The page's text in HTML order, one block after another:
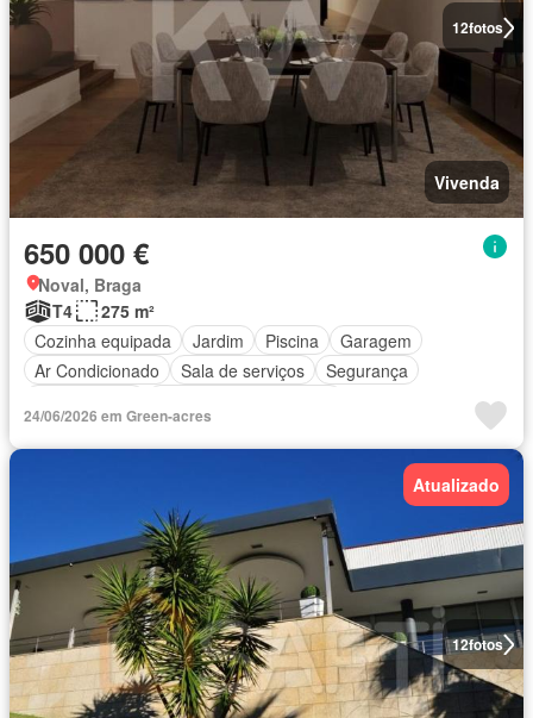
12fotos
Vivenda
650 000 €
Noval, Braga
T4
275 m²
Cozinha equipada
Jardim Piscina
Garagem
Ar Condicionado
Sala de serviços
Segurança
24/06/2026 em Green-acres
12fotos
Atualizado